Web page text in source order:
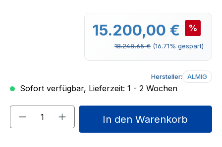
Verkaufspreis:
15.200,00 € %
Regulärer Preis:
18.248,65 € (16.71% gespart)
Hersteller: ALMIG
Sofort verfügbar, Lieferzeit: 1 - 2 Wochen
Produkt Anzahl: Gib den
In den Warenkorb